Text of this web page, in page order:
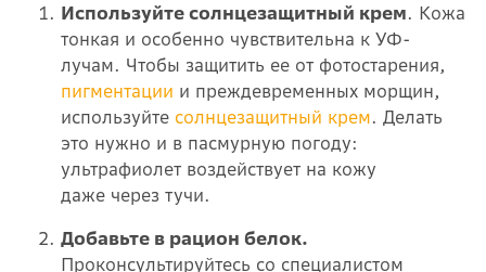
Используйте солнцезащитный крем. Кожа
тонкая и особенно чувствительна к УФ-
лучам. Чтобы защитить ее от фотостарения,
пигментации и преждевременных морщин,
используйте солнцезащитный крем. Делать
это нужно и в пасмурную погоду:
ультрафиолет воздействует на кожу
даже через тучи.
Добавьте в рацион белок.
Проконсультируйтесь со специалистом